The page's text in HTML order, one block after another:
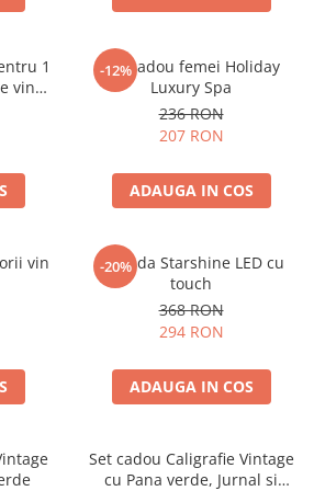
1
vin
de
-12%
Set cadou femei Holiday
Luxury Spa
236 RON
207 RON
ADAUGA IN COS
vin
-20%
Oglinda Starshine LED cu
touch
368 RON
294 RON
ADAUGA IN COS
Set cadou Caligrafie Vintage
cu Pana verde, Jurnal si